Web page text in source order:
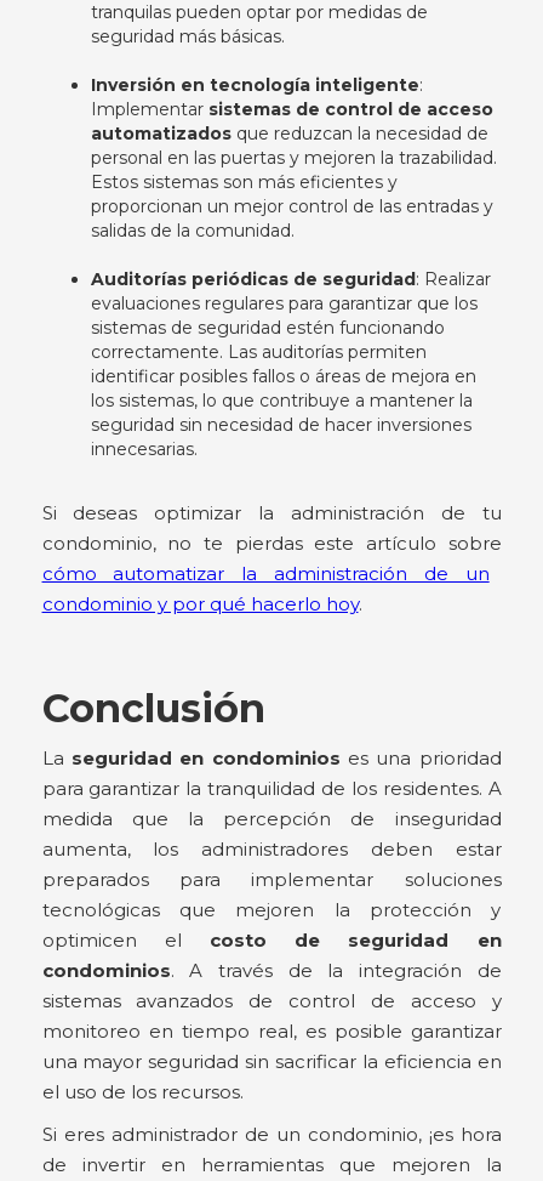
tranquilas pueden optar por medidas de
seguridad más básicas.
Inversión en tecnología inteligente:
Implementar sistemas de control de acceso
automatizadosque reduzcan la necesidad de
personal en las puertas y mejoren la trazabilidad.
Estos sistemas son más eficientes y
proporcionan un mejor control de las entradas y
salidas de la comunidad.
Auditorías periódicas de seguridad: Realizar
evaluaciones regulares para garantizar que los
sistemas de seguridad estén funcionando
correctamente. Las auditorías permiten
identificar posibles fallos o áreas de mejora en
los sistemas, lo que contribuye a mantener la
seguridad sin necesidad de hacer inversiones
innecesarias.
Si deseas optimizar la administración de tu
condominio, no te pierdas este artículo sobre
cómo automatizar la administración de un
condominio y por qué hacerlo hoy.
Conclusión
La seguridad en condominios es una prioridad
para garantizar la tranquilidad de los residentes. A
medida que la percepción de inseguridad
aumenta, los administradores deben estar
preparados para implementar soluciones
tecnológicas que mejoren la protección y
optimicen el costo de seguridad en
condominios. A través de la integración de
sistemas avanzados de control de acceso y
monitoreo en tiempo real, es posible garantizar
una mayor seguridad sin sacrificar la eficiencia en
el uso de los recursos.
Si eres administrador de un condominio, ¡es hora
de invertir en herramientas que mejoren la